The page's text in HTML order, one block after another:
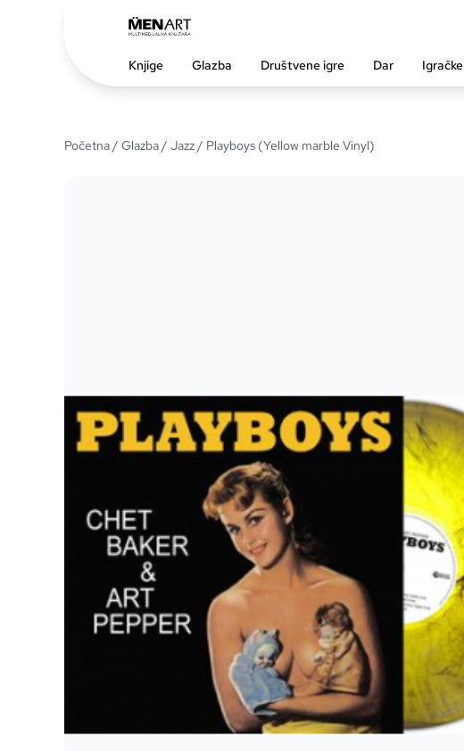
Knjige Glazba Društvene igre Dar Igračke
Početna/ Glazba/ Jazz/ Playboys (Yellow marble Vinyl)